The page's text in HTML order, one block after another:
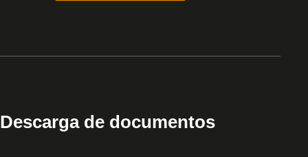
Descarga de documentos